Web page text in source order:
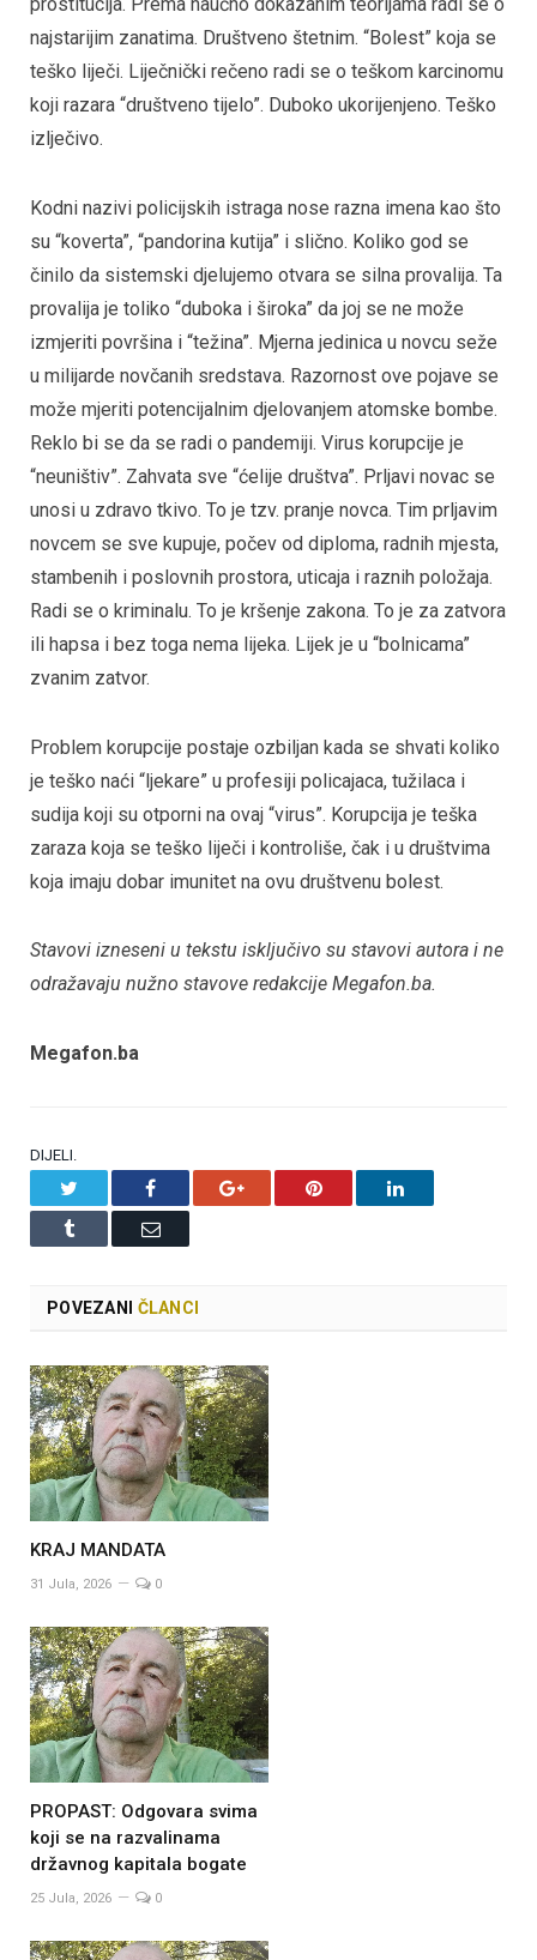
prostitucija. Prema naučno dokazanim teorijama radi se o
najstarijim zanatima. Društveno štetnim. “Bolest” koja se
teško liječi. Liječnički rečeno radi se o teškom karcinomu
koji razara “društveno tijelo”. Duboko ukorijenjeno. Teško
izlječivo.
Kodni nazivi policijskih istraga nose razna imena kao što
su “koverta”, “pandorina kutija” i slično. Koliko god se
činilo da sistemski djelujemo otvara se silna provalija. Ta
provalija je toliko “duboka i široka” da joj se ne može
izmjeriti površina i “težina”. Mjerna jedinica u novcu seže
u milijarde novčanih sredstava. Razornost ove pojave se
može mjeriti potencijalnim djelovanjem atomske bombe.
Reklo bi se da se radi o pandemiji. Virus korupcije je
“neuništiv”. Zahvata sve “ćelije društva”. Prljavi novac se
unosi u zdravo tkivo. To je tzv. pranje novca. Tim prljavim
novcem se sve kupuje, počev od diploma, radnih mjesta,
stambenih i poslovnih prostora, uticaja i raznih položaja.
Radi se o kriminalu. To je kršenje zakona. To je za zatvora
ili hapsa i bez toga nema lijeka. Lijek je u “bolnicama”
zvanim zatvor.
Problem korupcije postaje ozbiljan kada se shvati koliko
je teško naći “ljekare” u profesiji policajaca, tužilaca i
sudija koji su otporni na ovaj “virus”. Korupcija je teška
zaraza koja se teško liječi i kontroliše, čak i u društvima
koja imaju dobar imunitet na ovu društvenu bolest.
Stavovi izneseni u tekstu isključivo su stavovi autora i ne
odražavaju nužno stavove redakcije Megafon.ba.
Megafon.ba
DIJELI.
Facebook Google+ Pinterest LinkedIn
Tumblr Email
POVEZANI ČLANCI
KRAJ MANDATA
31 Jula, 2026 0
PROPAST: Odgovara svima
koji se na razvalinama
državnog kapitala bogate
25 Jula, 2026 0